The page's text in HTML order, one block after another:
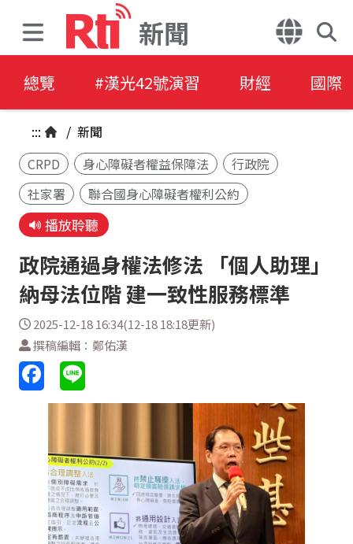
新聞
總覽 #漢光42號演習 財經 國際
::: / 新聞
CRPD
身心障礙者權益保障法
行政院
社家署
聯合國身心障礙者權利公約
播放聆聽
政院通過身權法修法 「個人助理」
納母法位階 建一致性服務標準
2025-12-18 16:34(12-18 18:18更新)
撰稿編輯：鄭佑漢